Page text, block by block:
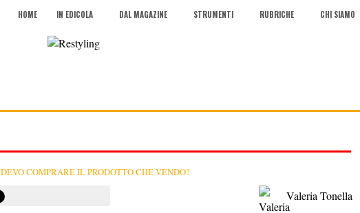
HOME IN EDICOLA DAL MAGAZINE STRUMENTI RUBRICHE CHI SIAMO
DEVO COMPRARE IL PRODOTTO CHE VENDO?
Valeria Tonella